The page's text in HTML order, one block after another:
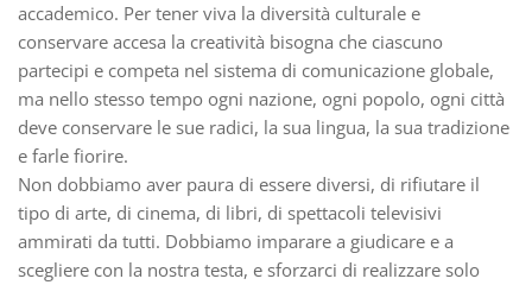
accademico. Per tener viva la diversità culturale e
conservare accesa la creatività bisogna che ciascuno
partecipi e competa nel sistema di comunicazione globale,
ma nello stesso tempo ogni nazione, ogni popolo, ogni città
deve conservare le sue radici, la sua lingua, la sua tradizione
e farle fiorire.
Non dobbiamo aver paura di essere diversi, di rifiutare il
tipo di arte, di cinema, di libri, di spettacoli televisivi
ammirati da tutti. Dobbiamo imparare a giudicare e a
scegliere con la nostra testa, e sforzarci di realizzare solo